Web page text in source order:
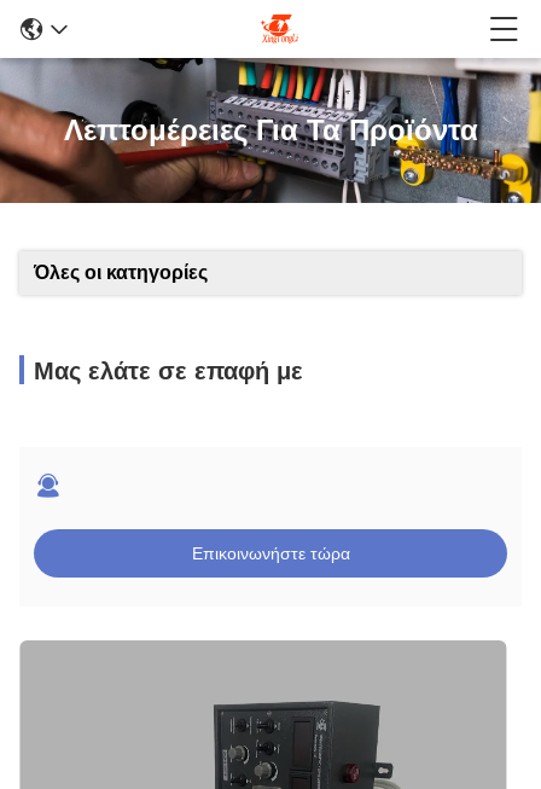
Λεπτομέρειες Για Τα Προϊόντα
Όλες οι κατηγορίες
Μας ελάτε σε επαφή με
Επικοινωνήστε τώρα